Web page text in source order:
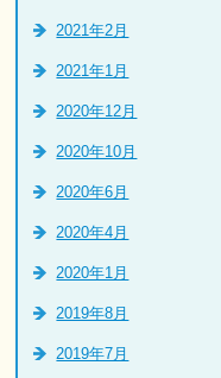
2021年2月
2021年1月
2020年12月
2020年10月
2020年6月
2020年4月
2020年1月
2019年8月
2019年7月